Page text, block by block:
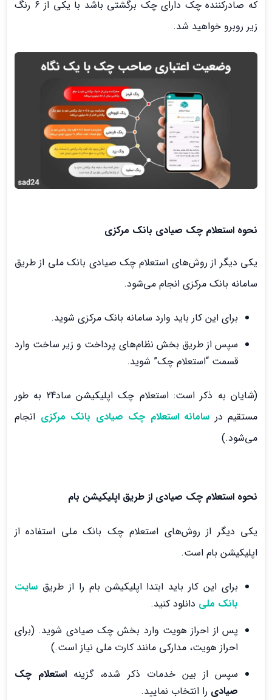
که صادرکننده چک دارای چک برگشتی باشد با یکی از 6 رنگ
زیر روبرو خواهید شد.
نحوه استعلام چک صیادی بانک مرکزی
یکی دیگر از روش‌های استعلام چک صیادی بانک ملی از طریق
سامانه بانک مرکزی انجام می‌شود.
برای این کار باید وارد سامانه بانک مرکزی شوید.
سپس از طریق بخش نظام‌های پرداخت و زیر ساخت وارد
قسمت “استعلام چک” شوید.
(شایان به ذکر است: استعلام چک اپلیکیشن ساد24 به طور
مستقیم در سامانه استعلام چک صیادی بانک مرکزی انجام
می‌شود.)
نحوه استعلام چک صیادی از طریق اپلیکیشن بام
یکی دیگر از روش‌های استعلام چک بانک ملی استفاده از
اپلیکیشن بام است.
برای این کار باید ابتدا اپلیکیشن بام را از طریق سایت
بانک ملی دانلود کنید.
پس از احراز هویت وارد بخش چک صیادی شوید. (برای
احراز هویت، مدارکی مانند کارت ملی نیاز است.)
سپس از بین خدمات ذکر شده، گزینه استعلام چک
صیادی را انتخاب نمایید.